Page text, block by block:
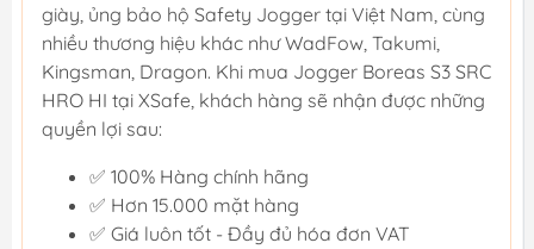
giày, ủng bảo hộ Safety Jogger tại Việt Nam, cùng
nhiều thương hiệu khác như WadFow, Takumi,
Kingsman, Dragon. Khi mua Jogger Boreas S3 SRC
HRO HI tại XSafe, khách hàng sẽ nhận được những
quyền lợi sau:
✅ 100% Hàng chính hãng
✅ Hơn 15.000 mặt hàng
✅ Giá luôn tốt - Đầy đủ hóa đơn VAT